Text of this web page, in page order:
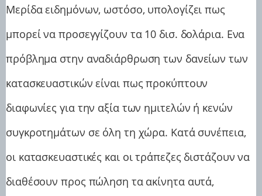
Μερίδα ειδημόνων, ωστόσο, υπολογίζει πως
μπορεί να προσεγγίζουν τα 10 δισ. δολάρια. Ενα
πρόβλημα στην αναδιάρθρωση των δανείων των
κατασκευαστικών είναι πως προκύπτουν
διαφωνίες για την αξία των ημιτελών ή κενών
συγκροτημάτων σε όλη τη χώρα. Κατά συνέπεια,
οι κατασκευαστικές και οι τράπεζες διστάζουν να
διαθέσουν προς πώληση τα ακίνητα αυτά,